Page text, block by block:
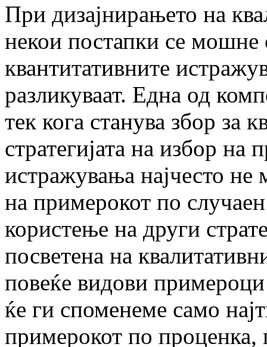
При дизајнирањето на
некои постапки се мошне
квантитативните
разликуваат. Една од
тек кога станува збор за
стратегијата на избор на
истражувања најчесто
на примерокот по
користење на други
посветена на
повеќе видови
ќе ги споменеме само
примерокот по